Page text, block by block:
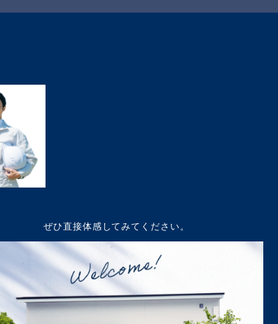
ぜひ直接体感してみてください。